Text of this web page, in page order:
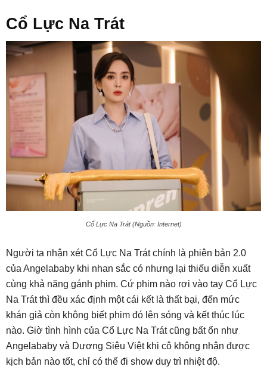
Cổ Lực Na Trát
Cổ Lực Na Trát (Nguồn: Internet)
Người ta nhận xét Cổ Lực Na Trát chính là phiên bản 2.0
của Angelababy khi nhan sắc có nhưng lại thiếu diễn xuất
cùng khả năng gánh phim. Cứ phim nào rơi vào tay Cổ Lực
Na Trát thì đều xác định một cái kết là thất bại, đến mức
khán giả còn không biết phim đó lên sóng và kết thúc lúc
nào. Giờ tình hình của Cổ Lực Na Trát cũng bất ổn như
Angelababy và Dương Siêu Việt khi cô không nhận được
kịch bản nào tốt, chỉ có thể đi show duy trì nhiệt độ.